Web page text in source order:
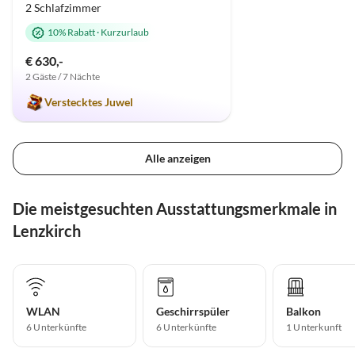
2 Schlafzimmer
10% Rabatt· Kurzurlaub
€ 630,-
2 Gäste / 7 Nächte
Verstecktes Juwel
Alle anzeigen
Die meistgesuchten Ausstattungsmerkmale in
Lenzkirch
WLAN
6 Unterkünfte
Geschirrspüler
6 Unterkünfte
Balkon
1 Unterkunft